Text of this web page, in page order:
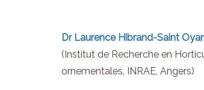
Dr Laurence Hibrand-Saint
(Institut de Recherche en
ornementales, INRAE, Angers)